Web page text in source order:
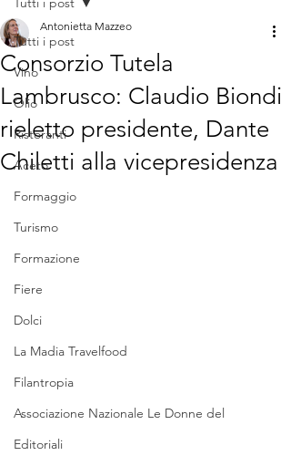
Tutti i post
Vino
Olio
Ristoranti
Aceto
Formaggio
Turismo
Formazione
Fiere
Dolci
La Madia Travelfood
Filantropia
Associazione Nazionale Le Donne del
Editoriali
Consorzio Tutela
Lambrusco: Claudio Biondi
rieletto presidente, Dante
Chiletti alla vicepresidenza
Antonietta Mazzeo